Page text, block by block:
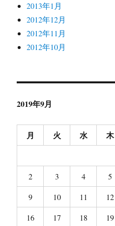
2013年1月
2012年12月
2012年11月
2012年10月
2019年9月
月 火 水 木
2
3 4 5
9
10 11 12
16
17 18 19